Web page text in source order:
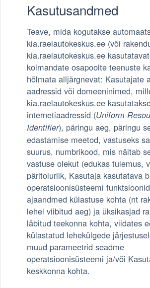
Kasutusandmed
Teave, mida kogutakse
kia.raelautokeskus.ee (või
kia.raelautokeskus.ee
kolmandate osapoolte teenuste
hõlmata alljärgnevat: Kasutajate
aadressid või domeeninimed,
kia.raelautokeskus.ee
internetiaadressid (Uniform
Identifier), päringu aeg, päringu
edastamise meetod, vastuseks
suurus, numbrikood, mis näitab
vastuse olekut (edukas tulemus,
päritoluriik, Kasutaja kasutatava
operatsioonisüsteemi
ajaandmed külastuse kohta (nt
lehel viibitud aeg) ja üksikasjad
läbitud teekonna kohta, viidates
külastatud lehekülgede
muud parameetrid seadme
operatsioonisüsteemi ja/või
keskkonna kohta.